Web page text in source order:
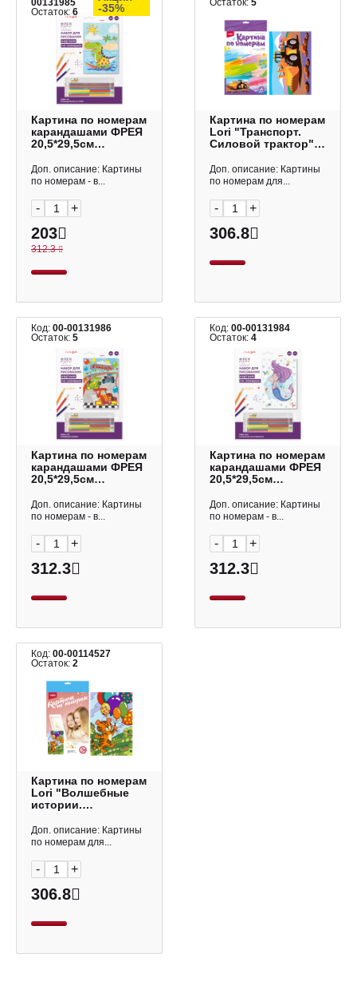
00131985
Остаток: 6
-35%
Картина по номерам
карандашами ФРЕЯ
20,5*29,5см
море" PNBK-011
Доп. описание: Картины
по номерам - в...
- +
203
312.3
Остаток:5
Картина по номерам
Lori "Транспорт.
Силовой трактор"
Доп. описание: Картины
по номерам для...
- +
306.8
Код: 00-00131986
Остаток: 5
Картина по номерам
карандашами ФРЕЯ
20,5*29,5см
PNBK-015
Доп. описание: Картины
по номерам - в...
- +
312.3
Код:00-00131984
Остаток:4
Картина по номерам
карандашами ФРЕЯ
20,5*29,5см
наушниках" PNBK-
010
Доп. описание: Картины
по номерам - в...
- +
312.3
Код: 00-00114527
Остаток: 2
Картина по номерам
Lori "Волшебные
истории.
Ркн-098
Доп. описание: Картины
по номерам для...
- +
306.8